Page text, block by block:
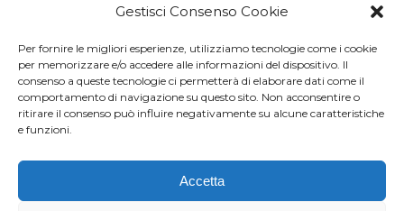
Gestisci Consenso Cookie
Per fornire le migliori esperienze, utilizziamo tecnologie come i cookie
per memorizzare e/o accedere alle informazioni del dispositivo. Il
consenso a queste tecnologie ci permetterà di elaborare dati come il
comportamento di navigazione su questo sito. Non acconsentire o
ritirare il consenso può influire negativamente su alcune caratteristiche
e funzioni.
Accetta
Telefono: 0583 490 473
Fax: 0583 490 485
Email: market@geasoft.com
Privacy